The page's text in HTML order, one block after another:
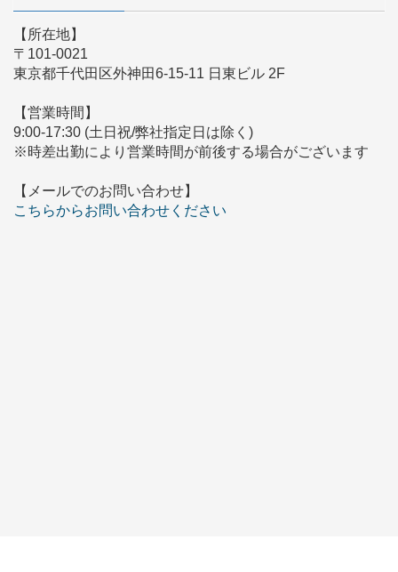
【所在地】
〒101-0021
東京都千代田区外神田6-15-11 日東ビル 2F
【営業時間】
9:00-17:30 (土日祝/弊社指定日は除く)
※時差出勤により営業時間が前後する場合がございます
【メールでのお問い合わせ】
こちらからお問い合わせください